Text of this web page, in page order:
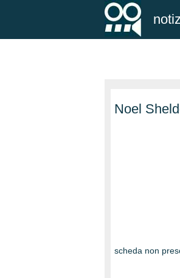
Noel
scheda non